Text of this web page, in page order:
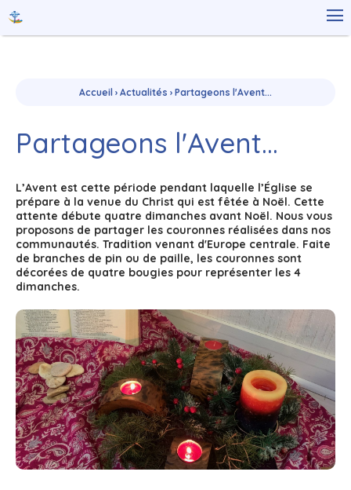
contenu.
Aller
personnels

Accueil › Actualités › Partageons l'Avent...
Partageons l'Avent...
L’Avent est cette période pendant laquelle l’Église se
prépare à la venue du Christ qui est fêtée à Noël. Cette
attente débute quatre dimanches avant Noël. Nous vous
proposons de partager les couronnes réalisées dans nos
communautés. Tradition venant d'Europe centrale. Faite
de branches de pin ou de paille, les couronnes sont
décorées de quatre bougies pour représenter les 4
dimanches.